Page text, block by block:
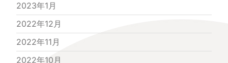
2023年1月
2022年12月
2022年11月
2022年10月